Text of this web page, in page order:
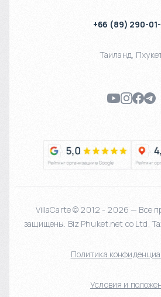
+66 (89) 290-01-
Таиланд,
VillaCarte © 2012 - 2026 — Все
защищены. Biz Phuket.net co Ltd.
Политика
Условия и